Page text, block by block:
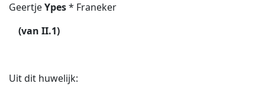
GeertjeYpes* Franeker
(van II.1)
Uit dit huwelijk: